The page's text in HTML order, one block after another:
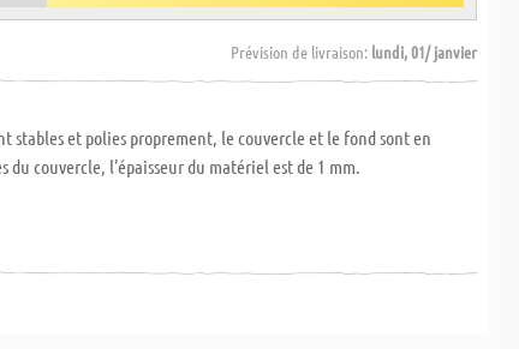
Prévision de livraison: lundi, 01/ janvier
stables et polies proprement, le couvercle et le fond sont en
du couvercle, l'épaisseur du matériel est de 1 mm.